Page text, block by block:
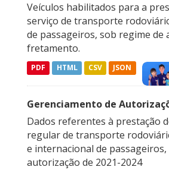
Veículos habilitados para a
serviço de transporte
de passageiros, sob regime de
fretamento.
PDF HTML CSV JSON
Gerenciamento de
Dados referentes à prestação
regular de transporte
e internacional de
autorização de 2021-2024